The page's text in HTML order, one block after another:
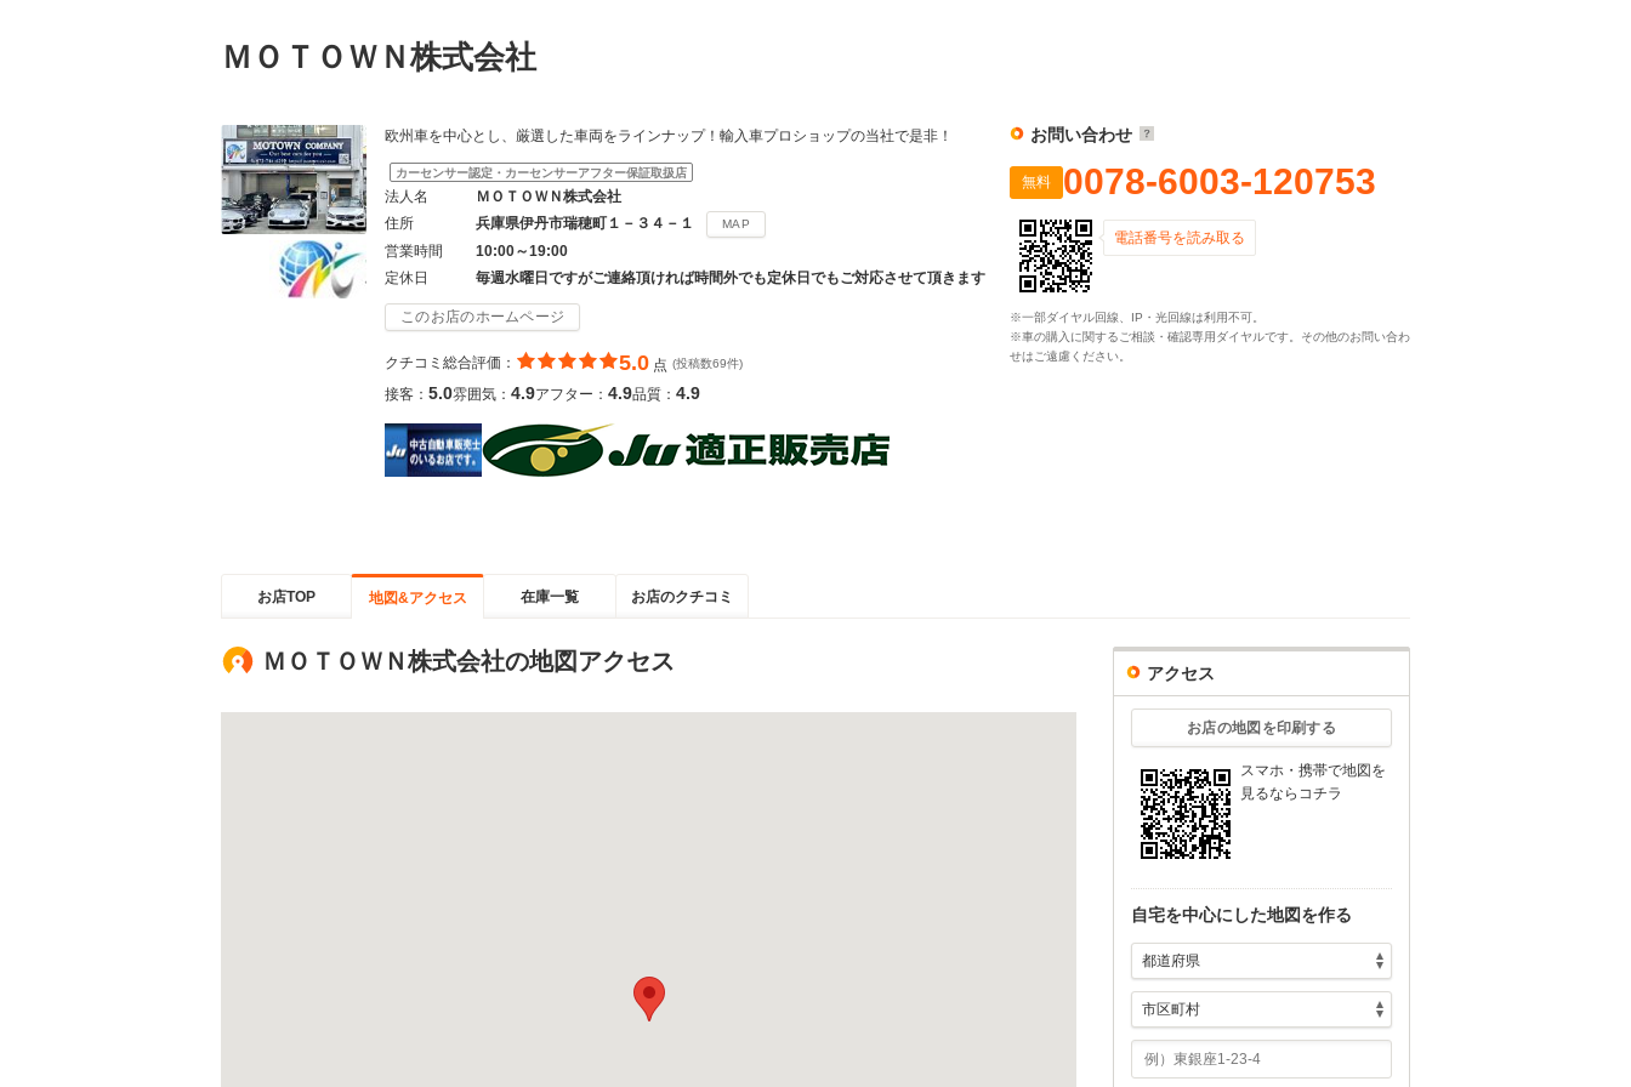
ＭＯＴＯＷＮ株式会社
欧州車を中心とし、厳選した車両をラインナップ！輸入車プロショップの当社で是非！
カーセンサー認定・カーセンサーアフター保証取扱店
法人名
ＭＯＴＯＷＮ株式会社
住所
兵庫県伊丹市瑞穂町１－３４－１ MAP
営業時間
10:00～19:00
定休日
毎週水曜日ですがご連絡頂ければ時間外でも定休日でもご対応させて頂きます
このお店のホームページ
クチコミ総合評価： 5.0 点 (投稿数69件)
接客： 5.0雰囲気： 4.9アフター： 4.9品質： 4.9
お問い合わせ
無料 0078-6003-120753
電話番号を読み取る
※一部ダイヤル回線、IP・光回線は利用不可。
※車の購入に関するご相談・確認専用ダイヤルです。その他のお問い合わ
せはご遠慮ください。
お店TOP 地図&アクセス 在庫一覧 お店のクチコミ
ＭＯＴＯＷＮ株式会社の地図アクセス アクセス
お店の地図を印刷する
スマホ・携帯で地図を
見るならコチラ
自宅を中心にした地図を作る